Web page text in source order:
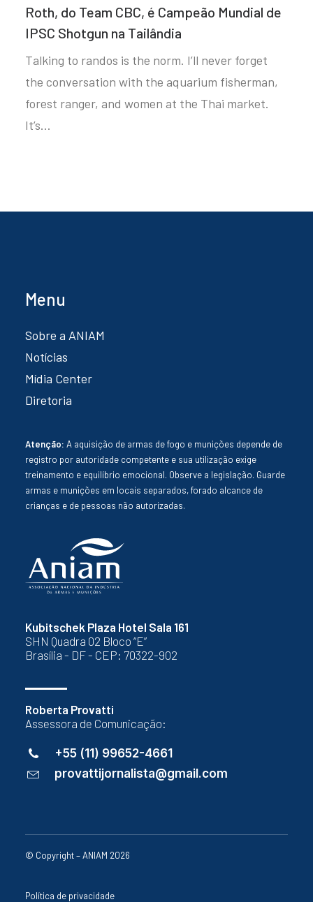
Roth, do Team CBC, é Campeão Mundial de
IPSC Shotgun na Tailândia
Talking to randos is the norm. I’ll never forget
the conversation with the aquarium fisherman,
forest ranger, and women at the Thai market.
It’s…
Kubitschek Plaza Hotel Sala 161
SHN Quadra 02 Bloco “E”
Brasília - DF - CEP: 70322-902
Roberta Provatti
Assessora de Comunicação:
+55 (11) 99652-4661
provattijornalista@gmail.com
Menu
Sobre a ANIAM
Notícias
Mídia Center
Diretoria
Atenção: A aquisição de armas de fogo e munições depende de
registro por autoridade competente e sua utilização exige
treinamento e equilíbrio emocional. Observe a legislação. Guarde
armas e munições em locais separados, forado alcance de
crianças e de pessoas não autorizadas.
© Copyright – ANIAM 2026
Política de privacidade